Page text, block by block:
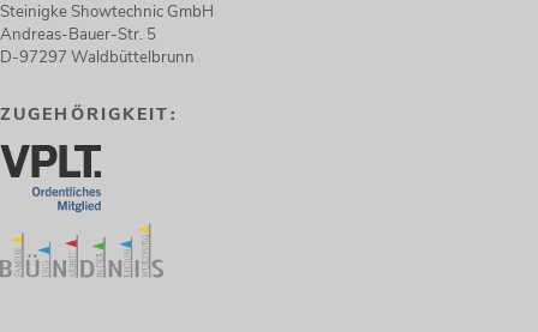
Steinigke Showtechnic GmbH
Andreas-Bauer-Str. 5
D-97297 Waldbüttelbrunn
ZUGEHÖRIGKEIT: